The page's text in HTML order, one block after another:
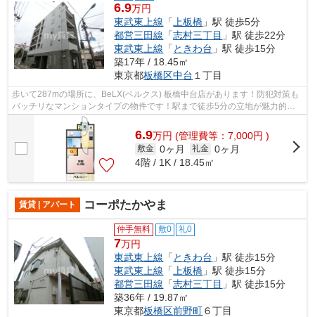
6.9万円
東武東上線 「 上板橋 」駅 徒歩5分
都営三田線 「志村三丁目 」駅 徒歩22分
東武東上線 「 ときわ台 」駅 徒歩15分
築17年 / 18.45㎡
東京都板橋区中台 １丁目
歩いて287mの場所に、BeLX(ベルクス) 板橋中台店があります！防犯対策も
バッチリなマンションタイプの物件です！駅まで徒歩5分の立地が魅力的
な、利便性の高い物件です！2沿線利用がで...
6.9万円 (管理費等：7,000円 )
敷金 0ヶ月 礼金 0ヶ月
4階 / 1K / 18.45㎡
賃貸 | アパート コーポたかやま
仲手無料 敷0 礼0
7万円
東武東上線 「 ときわ台 」駅 徒歩15分
東武東上線 「 上板橋 」駅 徒歩15分
都営三田線 「志村三丁目 」駅 徒歩15分
築36年 / 19.87㎡
東京都板橋区前野町６丁目